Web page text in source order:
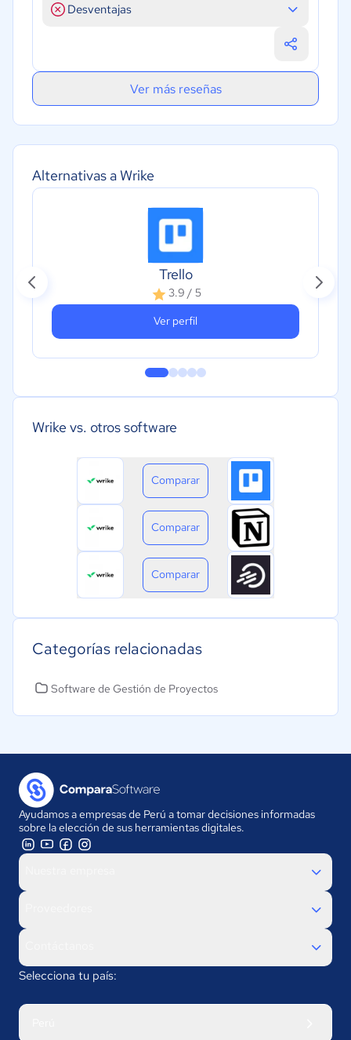
Alternativas a Wrike
Trello
3.9 / 5
Ver perfil
Wrike vs. otros software
Comparar
Comparar
Comparar
Categorías relacionadas
Software de Gestión de Proyectos
Desventajas
Ver más reseñas
Ayudamos a empresas de Perú a tomar decisiones informadas
sobre la elección de sus herramientas digitales.
Selecciona tu país: